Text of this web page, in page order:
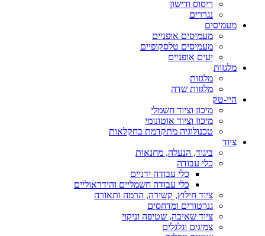
ריסוס ודישון
נגררים
מעמיסים
מעמיסים אופניים
מעמיסים טלסקופיים
יעים אופניים
מלגזות
מלגזות
מלגזות שדה
היי-טק
מיכון וציוד חשמלי
מיכון וציוד אוטונומי
טכנולוגיה מתקדמת בחקלאות
ציוד
ביגוד, הנעלה, מחנאות
כלי עבודה
כלי עבודה ידניים
כלי עבודה חשמליים והידראוליים
ציוד חילוץ, קשירה, הרמה ותאורה
גנרטורים ומדחסים
ציוד שאיבה, שטיפה וניקוי
צמיגים וגלגלים